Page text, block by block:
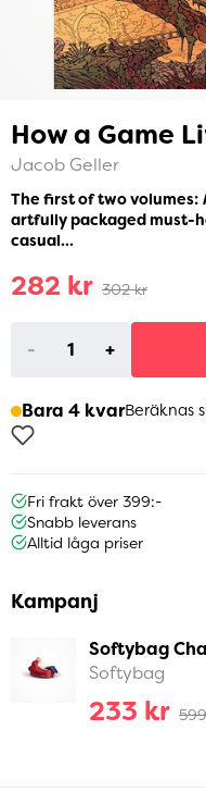
How a Game
Jacob Geller
The first of two volumes:
artfully packaged must-
casual...
282 kr 302 kr
- +
Bara 4 kvarBeräknas
Fri frakt över 399:-
Snabb leverans
Alltid låga priser
Kampanj
Softybag
Softybag
233 kr